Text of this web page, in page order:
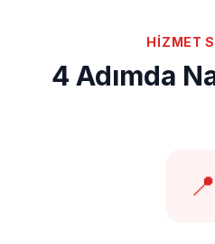
HİZMET
4 Adımda
📍